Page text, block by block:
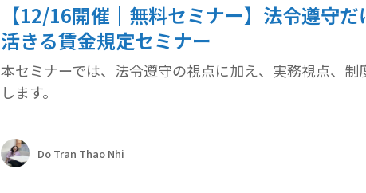
【12/16開催｜無料セミナー】法令遵守
活きる賃金規定セミナー
本セミナーでは、法令遵守の視点に加え、実務視点、
します。
Do Tran Thao Nhi